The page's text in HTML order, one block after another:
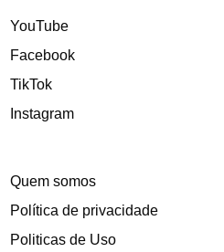
YouTube
Facebook
TikTok
Instagram
Quem somos
Política de privacidade
Politicas de Uso